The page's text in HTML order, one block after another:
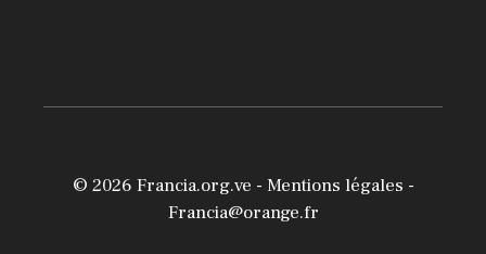
© 2026 Francia.org.ve - Mentions légales -
Francia@orange.fr